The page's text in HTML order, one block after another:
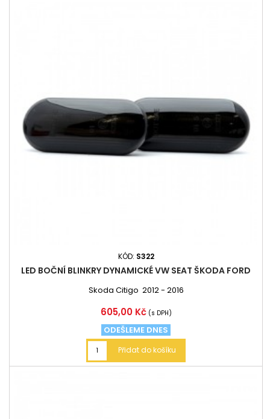
KÓD: S322
LED BOČNÍ BLINKRY DYNAMICKÉ VW SEAT ŠKODA FORD
Skoda Citigo 2012 - 2016
Cena
605,00 Kč (s DPH)
ODEŠLEME DNES
Přidat do košíku